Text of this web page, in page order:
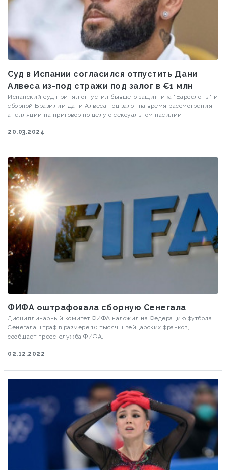
Суд в Испании согласился отпустить Дани
Алвеса из-под стражи под залог в €1 млн
Испанский суд принял отпустил бывшего защитника "Барселоны" и
сборной Бразилии Дани Алвеса под залог на время рассмотрения
апелляции на приговор по делу о сексуальном насилии.
20.03.2024
ФИФА оштрафовала сборную Сенегала
Дисциплинарный комитет ФИФА наложил на Федерацию футбола
Сенегала штраф в размере 10 тысяч швейцарских франков,
сообщает пресс-служба ФИФА.
02.12.2022